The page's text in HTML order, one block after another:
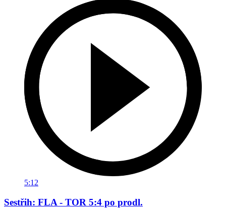
5:12
Sestřih: FLA - TOR 5:4 po prodl.